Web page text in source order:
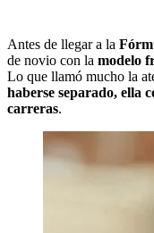
Antes de llegar a la
de novio con la modelo
Lo que llamó mucho la
haberse separado, ella
carreras.